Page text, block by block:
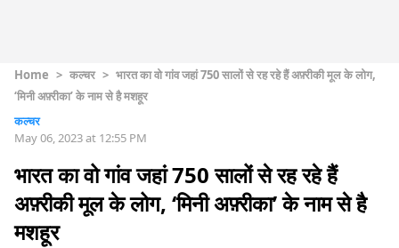
Home > कल्चर > भारत का वो गांव जहां 750 सालों से रह रहे हैं अफ़्रीकी मूल के लोग,
‘मिनी अफ़्रीका’ के नाम से है मशहूर
कल्चर
May 06, 2023 at 12:55 PM
भारत का वो गांव जहां 750 सालों से रह रहे हैं
अफ़्रीकी मूल के लोग, ‘मिनी अफ़्रीका’ के नाम से है
मशहूर